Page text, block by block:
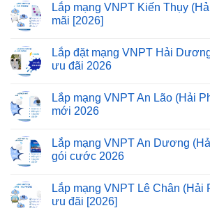
Lắp mạng VNPT Kiến Thụy
mãi [2026]
Lắp đặt mạng VNPT Hải
ưu đãi 2026
Lắp mạng VNPT An Lão (Hải
mới 2026
Lắp mạng VNPT An Dương
gói cước 2026
Lắp mạng VNPT Lê Chân (Hải
ưu đãi [2026]